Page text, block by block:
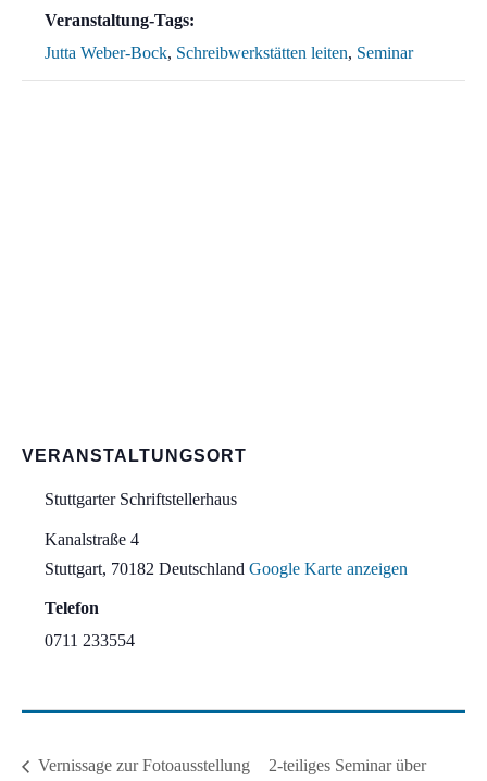
Veranstaltung-Tags:
Jutta Weber-Bock, Schreibwerkstätten leiten, Seminar
VERANSTALTUNGSORT
Stuttgarter Schriftstellerhaus
Kanalstraße 4
Stuttgart, 70182 Deutschland Google Karte anzeigen
Telefon
0711 233554
Vernissage zur Fotoausstellung
2-teiliges Seminar über